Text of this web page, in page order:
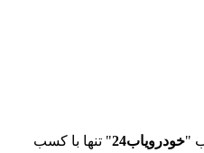
"خودرویاب24
" تنها با کسب